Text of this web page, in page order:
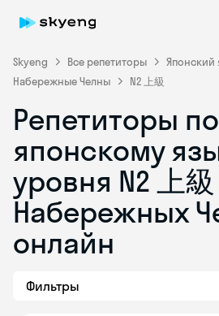
Skyeng Все репетиторы
Японский
Набережные Челны
N2 上級
Репетиторы по
японскому
уровня N2 上
Набережных
онлайн
Фильтры
online